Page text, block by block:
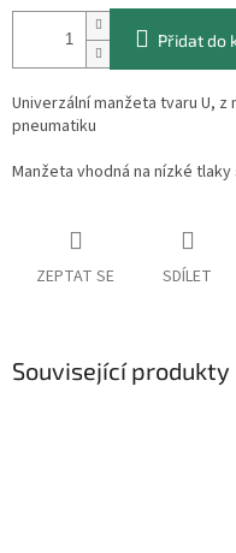
Přidat do
Univerzální manžeta tvaru U, z
pneumatiku
Manžeta vhodná na nízké
ZEPTAT SE SDÍLET
Související produkty